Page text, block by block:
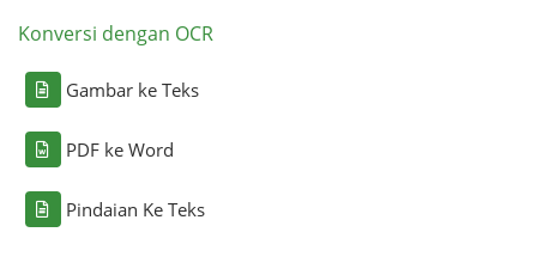
Konversi dengan OCR
Gambar ke Teks
PDF ke Word
Pindaian Ke Teks